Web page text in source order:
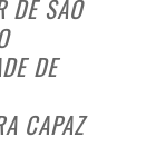
DE SÃO
DE
CAPAZ